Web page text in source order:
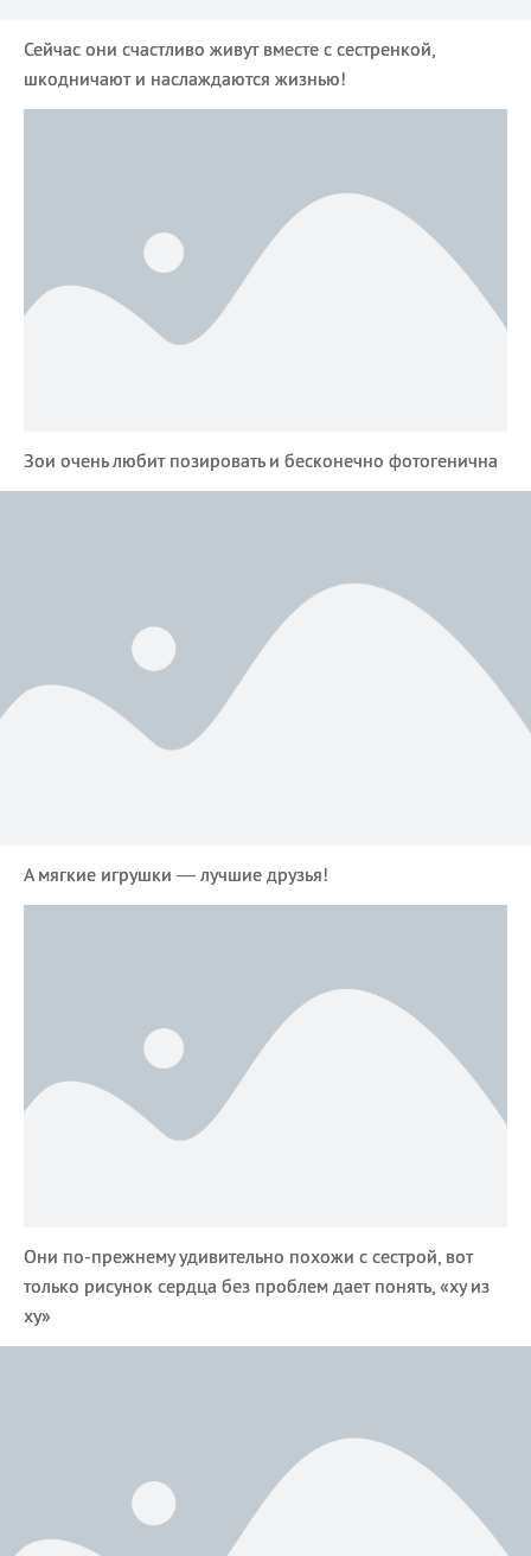
Сейчас они счастливо живут вместе с сестренкой,
шкодничают и наслаждаются жизнью!
Зои очень любит позировать и бесконечно фотогенична
А мягкие игрушки — лучшие друзья!
Они по-прежнему удивительно похожи с сестрой, вот
только рисунок сердца без проблем дает понять, «ху из
ху»